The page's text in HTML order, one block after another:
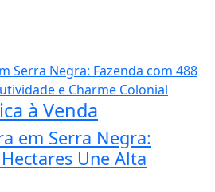
à Venda
em Serra Negra:
Une Alta